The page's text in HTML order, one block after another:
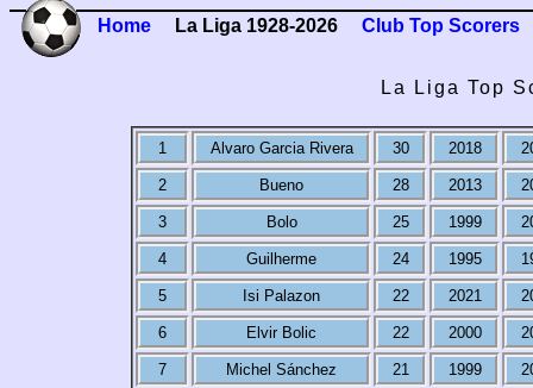
Home La Liga 1928-2026 Club Top Scorers
La Liga Top
1 Alvaro Garcia Rivera 30 2018
2 Bueno 28 2013
3 Bolo 25 1999
4 Guilherme 24 1995
5 Isi Palazon 22 2021
6 Elvir Bolic 22 2000
7 Michel Sánchez 21 1999